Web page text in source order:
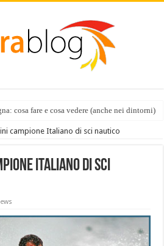
cosa fare e cosa vedere (anche nei dintorni)
campione Italiano di sci nautico
Italiano di sci